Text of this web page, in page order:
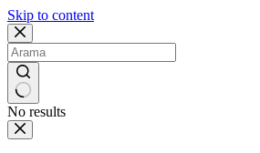
Skip to content
No results